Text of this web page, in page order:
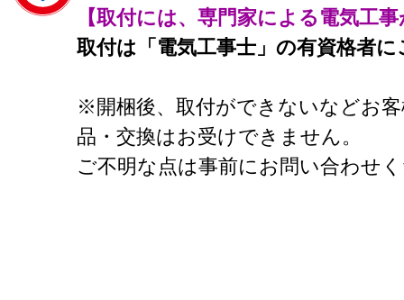
【取付には、専門家による電気工
取付は「電気工事士」の有資格者
※開梱後、取付ができないなどお
品・交換はお受けできません。
ご不明な点は事前にお問い合わせ